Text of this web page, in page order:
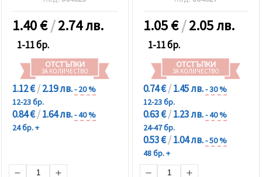
1.40€/2.74 лв.
1-11 бр.
ОТСТЪПКИ
ЗА КОЛИЧЕСТВО
1.12 €/2.19 лв.- 20 %
12-23 бр.
0.84 €/1.64 лв.- 40 %
24 бр. +
1.05€/2.05 лв.
1-11 бр.
ОТСТЪПКИ
ЗА КОЛИЧЕСТВО
0.74 €/1.45 лв.- 30 %
12-23 бр.
0.63 €/1.23 лв.- 40 %
24-47 бр.
0.53 €/1.04 лв.- 50 %
48 бр. +